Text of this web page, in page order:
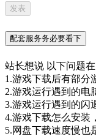
配套服务务必要看下
站长想说 以下问题
1.游戏下载后有部分
2.游戏运行遇到的电
3.游戏运行遇到的闪
4.游戏下载怎么安装
5.网盘下载速度慢也